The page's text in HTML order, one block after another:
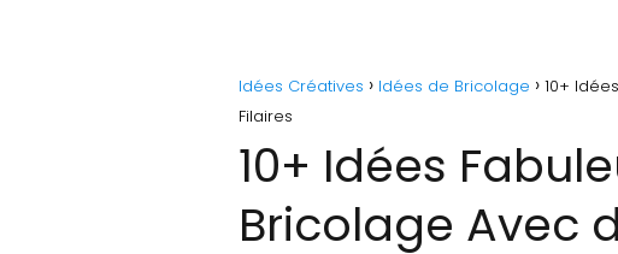
Idées Créatives Idées de Bricolage
10+
Filaires
10+ Idées
Bricolage Avec